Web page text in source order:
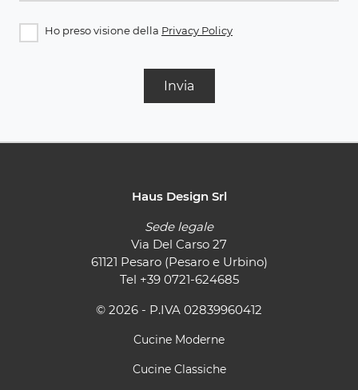
Ho preso visione della Privacy Policy
Invia
Haus Design Srl
Sede legale
Via Del Carso 27
61121 Pesaro (Pesaro e Urbino)
Tel +39 0721-624685
© 2026 - P.IVA 02839960412
Cucine Moderne
Cucine Classiche